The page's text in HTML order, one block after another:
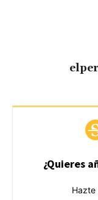
¿Quieres
Hazte